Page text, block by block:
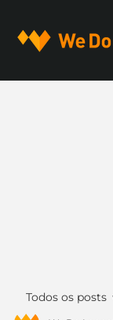
Todos os posts